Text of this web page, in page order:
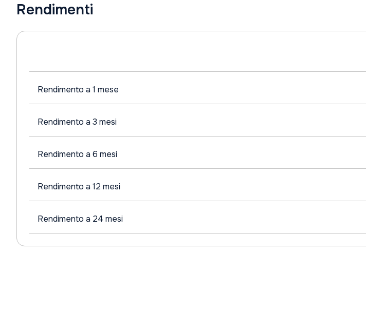
Rendimenti
Rendimento a 1 mese
Rendimento a 3 mesi
Rendimento a 6 mesi
Rendimento a 12 mesi
Rendimento a 24 mesi